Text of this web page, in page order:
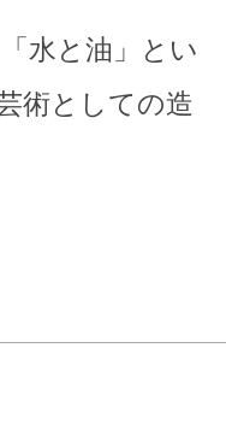
水と油」とい
術としての造